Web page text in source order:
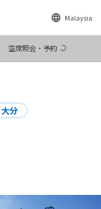
Malaysia
空席照会・予約
大分